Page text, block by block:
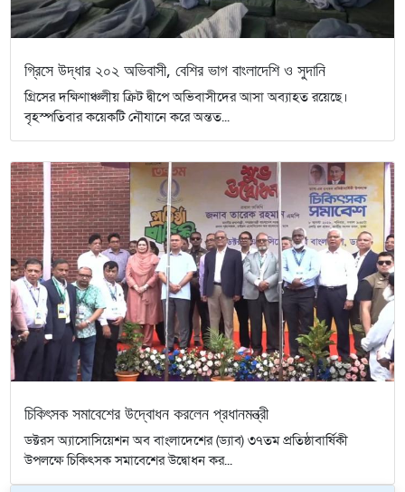
গ্রিসে উদ্ধার ২০২ অভিবাসী, বেশির ভাগ বাংলাদেশি ও সুদানি
গ্রিসের দক্ষিণাঞ্চলীয় ক্রিট দ্বীপে অভিবাসীদের আসা অব্যাহত রয়েছে।
বৃহস্পতিবার কয়েকটি নৌযানে করে অন্তত...
চিকিৎসক সমাবেশের উদ্বোধন করলেন প্রধানমন্ত্রী
ডক্টরস অ্যাসোসিয়েশন অব বাংলাদেশের (ড্যাব) ৩৭তম প্রতিষ্ঠাবার্ষিকী
উপলক্ষে চিকিৎসক সমাবেশের উদ্বোধন কর...